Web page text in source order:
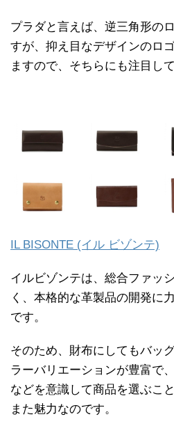
プラダと言えば、逆三角形の
すが、抑え目なデザインのロ
ますので、そちらにも注目し
IL BISONTE (イル ビゾンテ)
イルビゾンテは、総合ファッ
く、本格的な革製品の開発に
です。
そのため、財布にしてもバッ
ラーバリエーションが豊富で
などを意識して商品を選ぶこ
また魅力なのです。